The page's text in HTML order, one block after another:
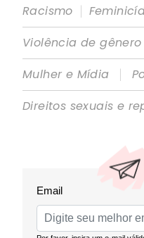
Racismo |
Violência de
Mulher e Mídia
|
Direitos sexuais e